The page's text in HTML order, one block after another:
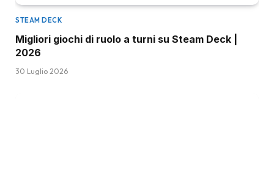
STEAM DECK
Migliori giochi di ruolo a turni su Steam Deck |
2026
30 Luglio 2026